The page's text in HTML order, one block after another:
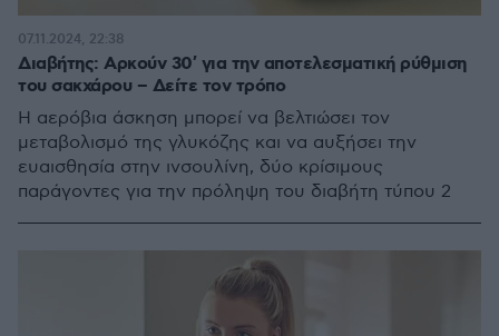
Διαβήτης: Αρκούν 30′ για την αποτελεσματική ρύθμιση
του σακχάρου – Δείτε τον τρόπο
Η αερόβια άσκηση μπορεί να βελτιώσει τον
μεταβολισμό της γλυκόζης και να αυξήσει την
ευαισθησία στην ινσουλίνη, δύο κρίσιμους
παράγοντες για την πρόληψη του διαβήτη τύπου 2
07.11.2024, 22:38